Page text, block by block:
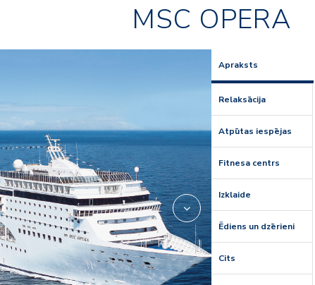
MSC OPERA
Apraksts
Relaksācija
Atpūtas iespējas
Fitnesa centrs
Izklaide
Ēdiens un dzērieni
Cits